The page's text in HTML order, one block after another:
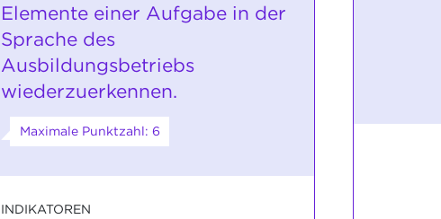
Elemente einer Aufgabe in der
Sprache des
Ausbildungsbetriebs
wiederzuerkennen.
Maximale Punktzahl: 6
INDIKATOREN